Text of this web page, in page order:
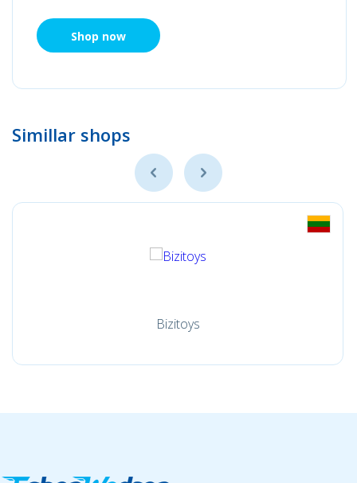
Shop now
Simillar shops
Bizitoys